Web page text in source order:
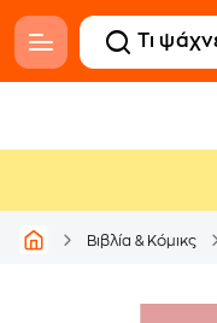
Βιβλία & Κόμικς